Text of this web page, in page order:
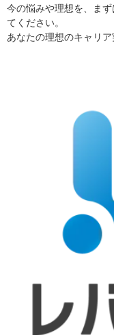
今の悩みや理想を、ま
てください。
あなたの理想のキャリア